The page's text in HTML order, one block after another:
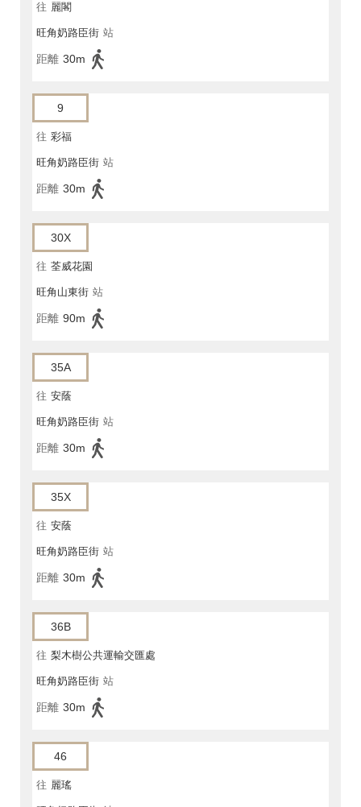
往 麗閣
旺角奶路臣街 站
距離 30m
9
往 彩福
旺角奶路臣街 站
距離 30m
30X
往 荃威花園
旺角山東街 站
距離 90m
35A
往 安蔭
旺角奶路臣街 站
距離 30m
35X
往 安蔭
旺角奶路臣街 站
距離 30m
36B
往 梨木樹公共運輸交匯處
旺角奶路臣街 站
距離 30m
46
往 麗瑤